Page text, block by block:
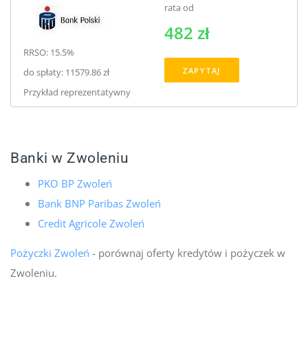
RRSO: 15.5%
do spłaty: 11579.86 zł
Przykład reprezentatywny
rata od
482 zł
ZAPYTAJ
Banki w Zwoleniu
PKO BP Zwoleń
Bank BNP Paribas Zwoleń
Credit Agricole Zwoleń
Pożyczki Zwoleń - porównaj oferty kredytów i pożyczek w
Zwoleniu.